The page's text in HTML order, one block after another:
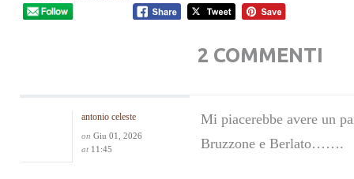
2 COMMENTI
antonio celeste
on Giu 01, 2026
at 11:45
Mi piacerebbe avere un
Bruzzone e Berlato…….